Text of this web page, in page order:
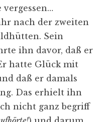
vergessen…
nach der zweiten
Sein
ihn davor, daß er
hatte Glück mit
daß er damals
Das erhielt ihn
nicht ganz begriff